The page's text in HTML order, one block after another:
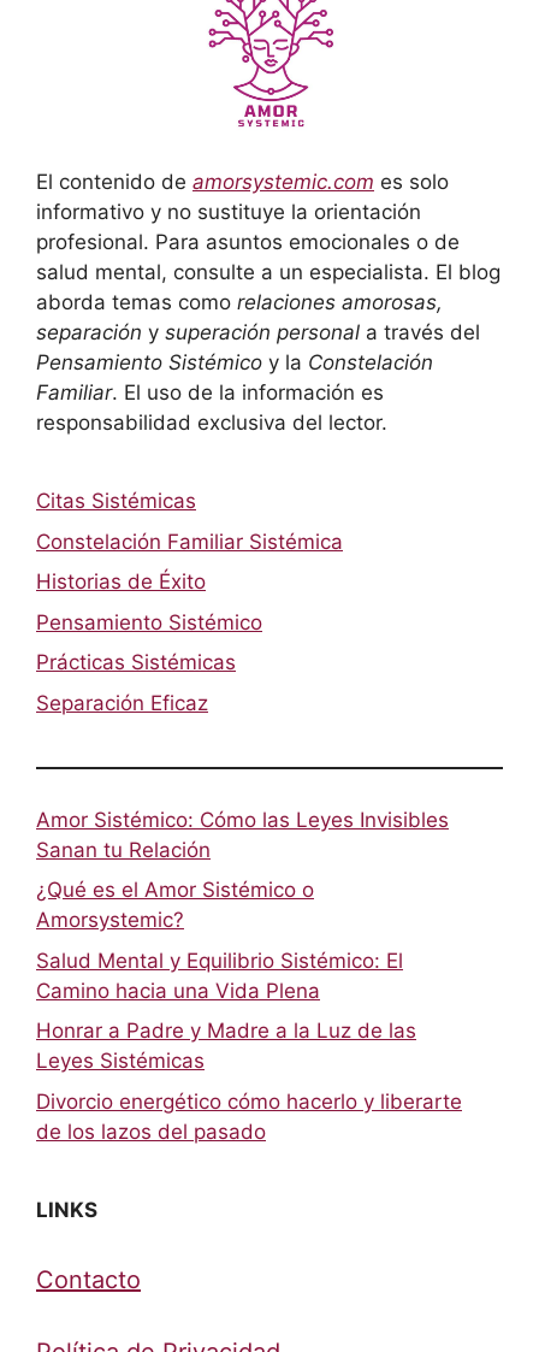
El contenido de amorsystemic.com es solo
informativo y no sustituye la orientación
profesional. Para asuntos emocionales o de
salud mental, consulte a un especialista. El blog
aborda temas como relaciones amorosas,
separación y superación personal a través del
Pensamiento Sistémico y la Constelación
Familiar. El uso de la información es
responsabilidad exclusiva del lector.
Citas Sistémicas
Constelación Familiar Sistémica
Historias de Éxito
Pensamiento Sistémico
Prácticas Sistémicas
Separación Eficaz
Amor Sistémico: Cómo las Leyes Invisibles
Sanan tu Relación
¿Qué es el Amor Sistémico o
Amorsystemic?
Salud Mental y Equilibrio Sistémico: El
Camino hacia una Vida Plena
Honrar a Padre y Madre a la Luz de las
Leyes Sistémicas
Divorcio energético cómo hacerlo y liberarte
de los lazos del pasado
LINKS
Contacto